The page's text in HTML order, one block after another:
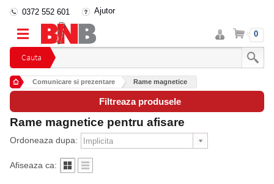
Cauta
0372 552 601 Ajutor
Intra
in
cont
Cos 0
Comunicare si prezentare Rame magnetice
Filtreaza produsele
Rame magnetice pentru afisare
Ordoneaza dupa:
Afiseaza ca: